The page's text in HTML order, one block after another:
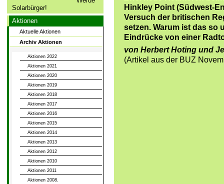
Solarbürger!
Aktionen
Aktuelle Aktionen
Archiv Aktionen
Aktionen 2022
Aktionen 2021
Aktionen 2020
Aktionen 2019
Aktionen 2018
Aktionen 2017
Aktionen 2016
Aktionen 2015
Aktionen 2014
Aktionen 2013
Aktionen 2012
Aktionen 2010
Aktionen 2011
Aktionen 2008.
Hinkley Point (Südwest-
Versuch der britischen
setzen. Warum ist das so
Eindrücke von einer
von Herbert Hoting und
(Artikel aus der BUZ